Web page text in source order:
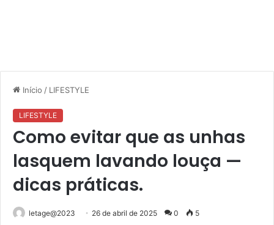
Início / LIFESTYLE
LIFESTYLE
Como evitar que as unhas
lasquem lavando louça —
dicas práticas.
letage@2023 26 de abril de 2025 0 5